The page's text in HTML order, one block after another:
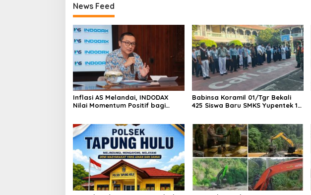
News Feed
Inflasi AS Melandai, INDODAX
Nilai Momentum Positif bagi
Babinsa Koramil 01/Tgr Bekali
425 Siswa Baru SMKS Yupentek 1